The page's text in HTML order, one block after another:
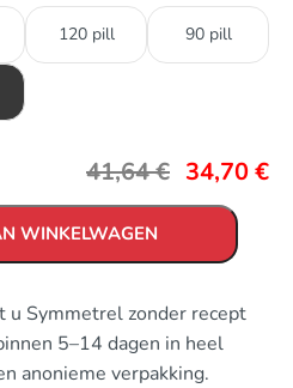
120 pill 90 pill
41,64€ 34,70€
WINKELWAGEN
u Symmetrel zonder recept
5–14 dagen in heel
anonieme verpakking.